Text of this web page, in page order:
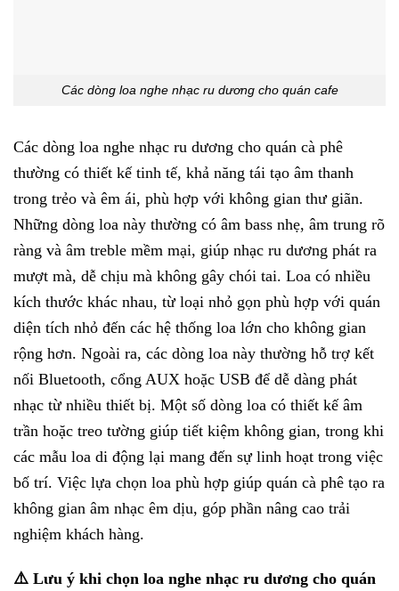
Các dòng loa nghe nhạc ru dương cho quán cafe
Các dòng loa nghe nhạc ru dương cho quán cà phê
thường có thiết kế tinh tế, khả năng tái tạo âm thanh
trong trẻo và êm ái, phù hợp với không gian thư giãn.
Những dòng loa này thường có âm bass nhẹ, âm trung rõ
ràng và âm treble mềm mại, giúp nhạc ru dương phát ra
mượt mà, dễ chịu mà không gây chói tai. Loa có nhiều
kích thước khác nhau, từ loại nhỏ gọn phù hợp với quán
diện tích nhỏ đến các hệ thống loa lớn cho không gian
rộng hơn. Ngoài ra, các dòng loa này thường hỗ trợ kết
nối Bluetooth, cổng AUX hoặc USB để dễ dàng phát
nhạc từ nhiều thiết bị. Một số dòng loa có thiết kế âm
trần hoặc treo tường giúp tiết kiệm không gian, trong khi
các mẫu loa di động lại mang đến sự linh hoạt trong việc
bố trí. Việc lựa chọn loa phù hợp giúp quán cà phê tạo ra
không gian âm nhạc êm dịu, góp phần nâng cao trải
nghiệm khách hàng.
⚠️ Lưu ý khi chọn loa nghe nhạc ru dương cho quán